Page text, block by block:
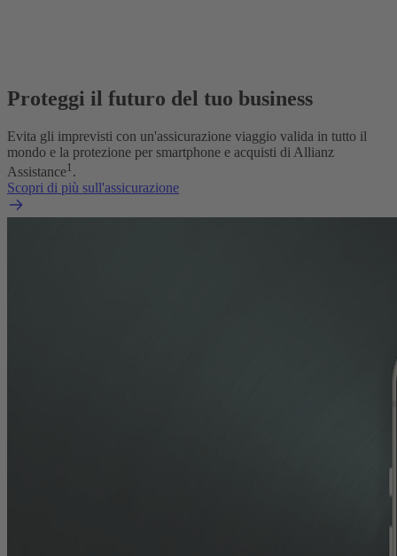
Proteggi il futuro del tuo business
Evita gli imprevisti con un'assicurazione viaggio valida in tutto il
mondo e la protezione per smartphone e acquisti di Allianz
Assistance1 .
Scopri di più sull'assicurazione